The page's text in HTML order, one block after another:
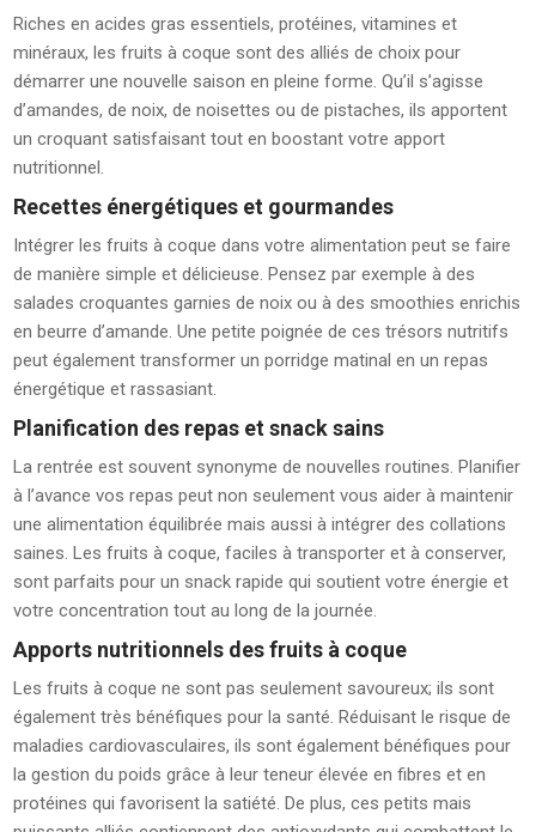
Riches en acides gras essentiels, protéines, vitamines et
minéraux, les fruits à coque sont des alliés de choix pour
démarrer une nouvelle saison en pleine forme. Qu’il s’agisse
d’amandes, de noix, de noisettes ou de pistaches, ils apportent
un croquant satisfaisant tout en boostant votre apport
nutritionnel.
Recettes énergétiques et gourmandes
Intégrer les fruits à coque dans votre alimentation peut se faire
de manière simple et délicieuse. Pensez par exemple à des
salades croquantes garnies de noix ou à des smoothies enrichis
en beurre d’amande. Une petite poignée de ces trésors nutritifs
peut également transformer un porridge matinal en un repas
énergétique et rassasiant.
Planification des repas et snack sains
La rentrée est souvent synonyme de nouvelles routines. Planifier
à l’avance vos repas peut non seulement vous aider à maintenir
une alimentation équilibrée mais aussi à intégrer des collations
saines. Les fruits à coque, faciles à transporter et à conserver,
sont parfaits pour un snack rapide qui soutient votre énergie et
votre concentration tout au long de la journée.
Apports nutritionnels des fruits à coque
Les fruits à coque ne sont pas seulement savoureux; ils sont
également très bénéfiques pour la santé. Réduisant le risque de
maladies cardiovasculaires, ils sont également bénéfiques pour
la gestion du poids grâce à leur teneur élevée en fibres et en
protéines qui favorisent la satiété. De plus, ces petits mais